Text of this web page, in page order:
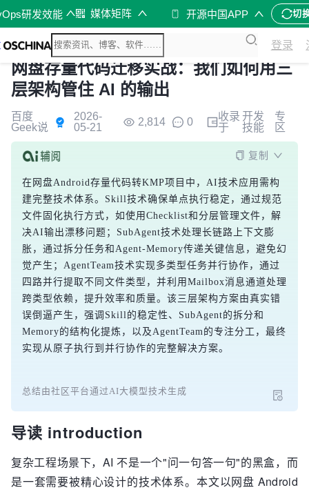
研发效能 媒体矩阵 开源中国APP 切
登录
网盘存量代码迁移实战：我们如何用三
层架构管住 AI 的输出
百度
Geek说
2026-
05-21
2,814 0
收录
于
开发
技能
专
区
复制
在网盘Android存量代码转KMP项目中，AI技术应用需构
建完整技术体系。Skill技术确保单点执行稳定，通过规范
文件固化执行方式，如使用Checklist和分层管理文件，解
决AI输出漂移问题；SubAgent技术处理长链路上下文膨
胀，通过拆分任务和Agent-Memory传递关键信息，避免幻
觉产生；AgentTeam技术实现多类型任务并行协作，通过
四路并行提取不同文件类型，并利用Mailbox消息通道处理
跨类型依赖，提升效率和质量。该三层架构方案由真实错
误倒逼产生，强调Skill的稳定性、SubAgent的拆分和
Memory的结构化提炼，以及AgentTeam的专注分工，最终
实现从原子执行到并行协作的完整解决方案。
总结由社区平台通过AI大模型技术生成
导读 introduction
复杂工程场景下，AI 不是一个"问一句答一句"的黑盒，而
是一套需要被精心设计的技术体系。本文以网盘 Android